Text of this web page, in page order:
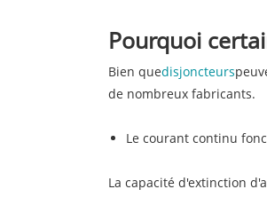
Pourquoi
Bien quedisjoncteurs
de nombreux fabricants.
Le courant continu
La capacité d'extinction